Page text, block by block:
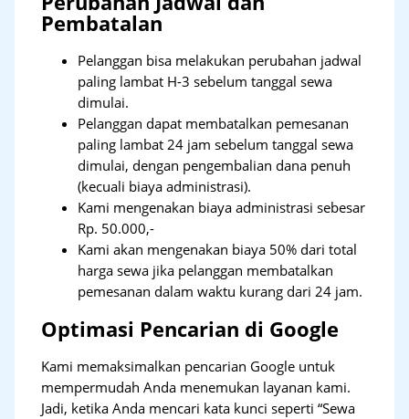
Pembatalan
Pelanggan bisa melakukan perubahan jadwal
paling lambat H-3 sebelum tanggal sewa
dimulai.
Pelanggan dapat membatalkan pemesanan
paling lambat 24 jam sebelum tanggal sewa
dimulai, dengan pengembalian dana penuh
(kecuali biaya administrasi).
Kami mengenakan biaya administrasi sebesar
Rp. 50.000,-
Kami akan mengenakan biaya 50% dari total
harga sewa jika pelanggan membatalkan
pemesanan dalam waktu kurang dari 24 jam.
Optimasi Pencarian di Google
Kami memaksimalkan pencarian Google untuk
mempermudah Anda menemukan layanan kami.
Jadi, ketika Anda mencari kata kunci seperti “Sewa